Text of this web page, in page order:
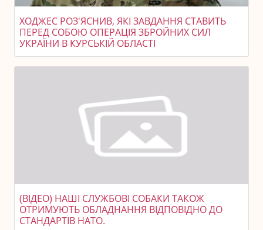
ХОДЖЕС РОЗ'ЯСНИВ, ЯКІ ЗАВДАННЯ СТАВИТЬ
ПЕРЕД СОБОЮ ОПЕРАЦІЯ ЗБРОЙНИХ СИЛ
УКРАЇНИ В КУРСЬКІЙ ОБЛАСТІ
(ВІДЕО) НАШІ СЛУЖБОВІ СОБАКИ ТАКОЖ
ОТРИМУЮТЬ ОБЛАДНАННЯ ВІДПОВІДНО ДО
СТАНДАРТІВ НАТО.